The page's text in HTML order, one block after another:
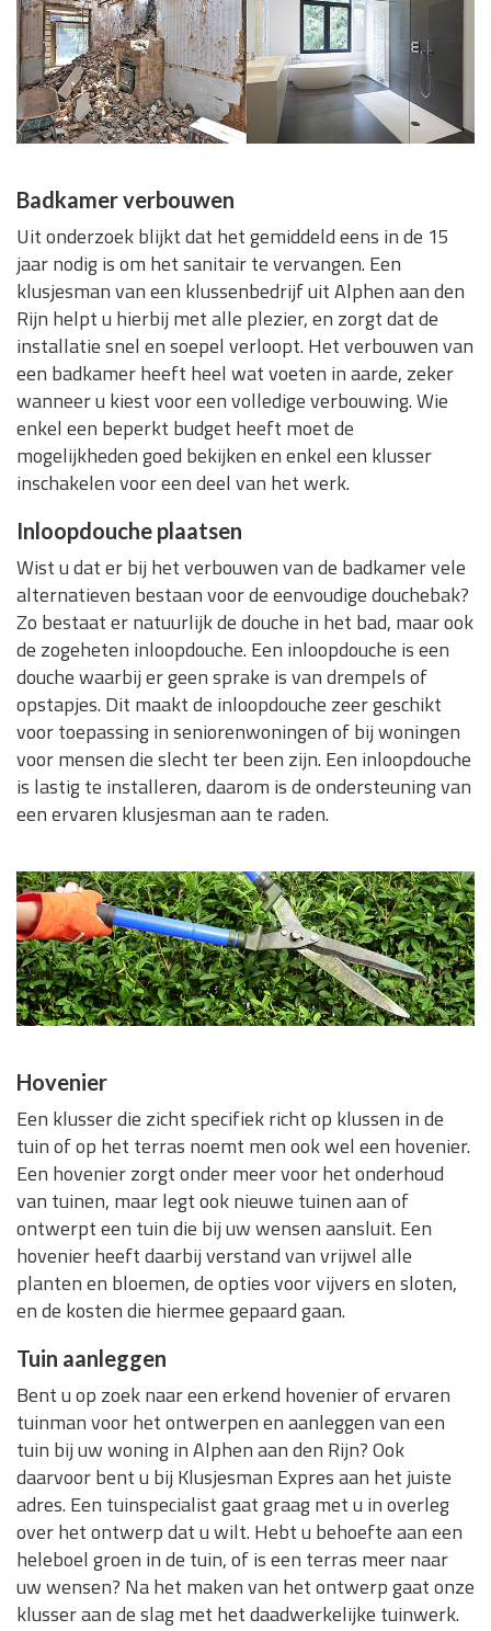
Badkamer verbouwen
Uit onderzoek blijkt dat het gemiddeld eens in de 15
jaar nodig is om het sanitair te vervangen. Een
klusjesman van een klussenbedrijf uit Alphen aan den
Rijn helpt u hierbij met alle plezier, en zorgt dat de
installatie snel en soepel verloopt. Het verbouwen van
een badkamer heeft heel wat voeten in aarde, zeker
wanneer u kiest voor een volledige verbouwing. Wie
enkel een beperkt budget heeft moet de
mogelijkheden goed bekijken en enkel een klusser
inschakelen voor een deel van het werk.
Inloopdouche plaatsen
Wist u dat er bij het verbouwen van de badkamer vele
alternatieven bestaan voor de eenvoudige douchebak?
Zo bestaat er natuurlijk de douche in het bad, maar ook
de zogeheten inloopdouche. Een inloopdouche is een
douche waarbij er geen sprake is van drempels of
opstapjes. Dit maakt de inloopdouche zeer geschikt
voor toepassing in seniorenwoningen of bij woningen
voor mensen die slecht ter been zijn. Een inloopdouche
is lastig te installeren, daarom is de ondersteuning van
een ervaren klusjesman aan te raden.
Hovenier
Een klusser die zicht specifiek richt op klussen in de
tuin of op het terras noemt men ook wel een hovenier.
Een hovenier zorgt onder meer voor het onderhoud
van tuinen, maar legt ook nieuwe tuinen aan of
ontwerpt een tuin die bij uw wensen aansluit. Een
hovenier heeft daarbij verstand van vrijwel alle
planten en bloemen, de opties voor vijvers en sloten,
en de kosten die hiermee gepaard gaan.
Tuin aanleggen
Bent u op zoek naar een erkend hovenier of ervaren
tuinman voor het ontwerpen en aanleggen van een
tuin bij uw woning in Alphen aan den Rijn? Ook
daarvoor bent u bij Klusjesman Expres aan het juiste
adres. Een tuinspecialist gaat graag met u in overleg
over het ontwerp dat u wilt. Hebt u behoefte aan een
heleboel groen in de tuin, of is een terras meer naar
uw wensen? Na het maken van het ontwerp gaat onze
klusser aan de slag met het daadwerkelijke tuinwerk.